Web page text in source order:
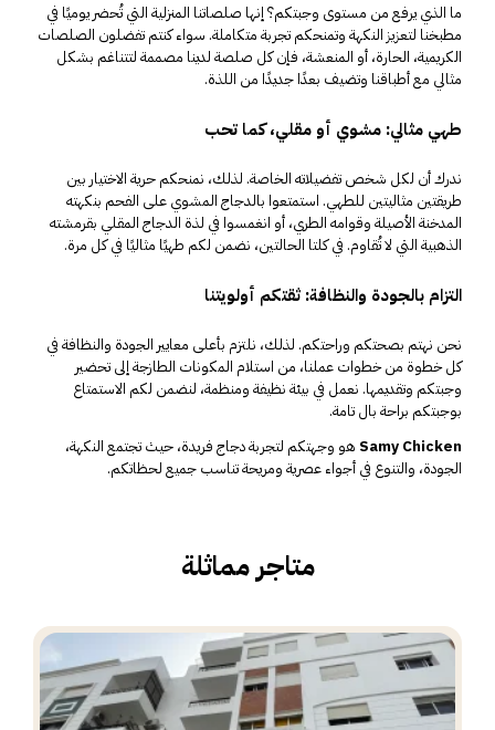
ما الذي يرفع من مستوى وجبتكم؟ إنها صلصاتنا المنزلية التي تُحضر يوميًا في
مطبخنا لتعزيز النكهة وتمنحكم تجربة متكاملة. سواء كنتم تفضلون الصلصات
الكريمية، الحارة، أو المنعشة، فإن كل صلصة لدينا مصممة لتتناغم بشكل
مثالي مع أطباقنا وتضيف بعدًا جديدًا من اللذة.
طهي مثالي: مشوي أو مقلي، كما تحب
ندرك أن لكل شخص تفضيلاته الخاصة. لذلك، نمنحكم حرية الاختيار بين
طريقتين مثاليتين للطهي. استمتعوا بالدجاج المشوي على الفحم بنكهته
المدخنة الأصيلة وقوامه الطري، أو انغمسوا في لذة الدجاج المقلي بقرمشته
الذهبية التي لا تُقاوم. في كلتا الحالتين، نضمن لكم طهيًا مثاليًا في كل مرة.
التزام بالجودة والنظافة: ثقتكم أولويتنا
نحن نهتم بصحتكم وراحتكم. لذلك، نلتزم بأعلى معايير الجودة والنظافة في
كل خطوة من خطوات عملنا، من استلام المكونات الطازجة إلى تحضير
وجبتكم وتقديمها. نعمل في بيئة نظيفة ومنظمة، لنضمن لكم الاستمتاع
بوجبتكم براحة بال تامة.
Samy Chicken هو وجهتكم لتجربة دجاج فريدة، حيث تجتمع النكهة،
الجودة، والتنوع في أجواء عصرية ومريحة تناسب جميع لحظاتكم.
متاجر مماثلة